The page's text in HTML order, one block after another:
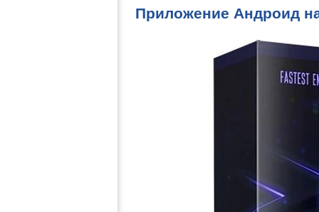
Приложение Андроид